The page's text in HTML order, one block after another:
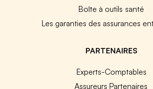
Boîte à outils santé
Les garanties des assurances
PARTENAIRES
Experts-Comptables
Assureurs Partenaires